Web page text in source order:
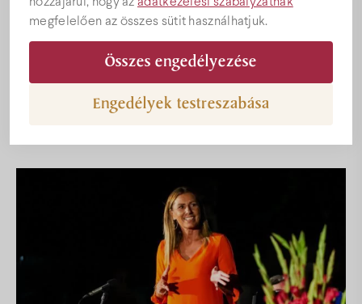
megfelelően az összes sütit használhatjuk.
Összes engedélyezése
Engedélyek testreszabása
2021. AUGUSZTUS 27. - 29.
Várjuk a zene szerelmeseit idén augusztus 28-án
az immár hagyományosan megrendezendő
Miklósa Erika koncertélményre.
Árak
Akciók
Konferencia
Esküvőhelyszín